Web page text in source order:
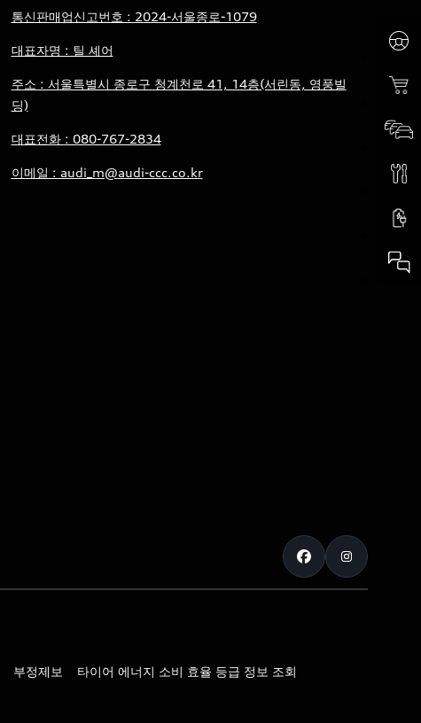
통신판매업신고번호 : 2024-서울종로-1079
대표자명 : 틸 셰어
주소 : 서울특별시 종로구 청계천로 41, 14층(서린동, 영풍빌
딩)
대표전화 : 080-767-2834
이메일 : audi_m@audi-ccc.co.kr
부정제보
타이어 에너지 소비 효율 등급 정보 조회